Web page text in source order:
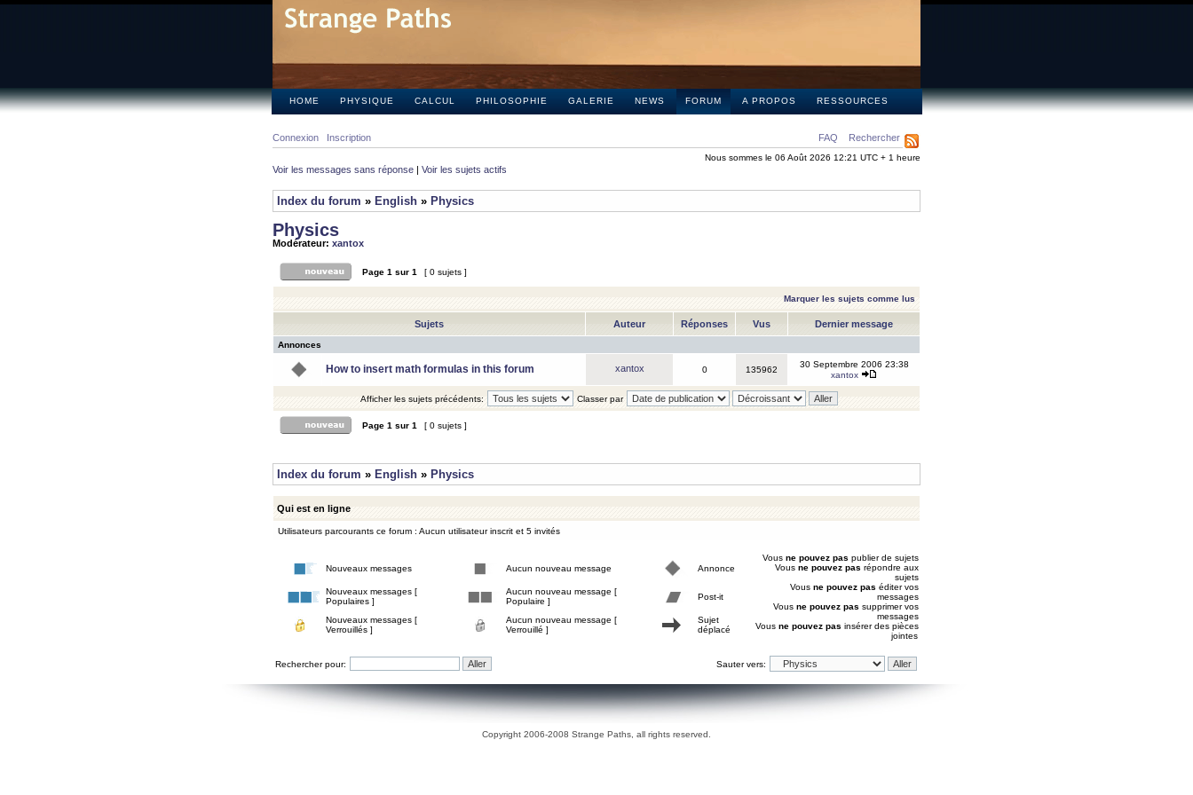
HOME PHYSIQUE CALCUL PHILOSOPHIE GALERIE NEWS FORUM A PROPOS RESSOURCES
FAQ Rechercher
Connexion Inscription
Nous sommes le 06 Août 2026 12:21 UTC + 1 heure
Voir les messages sans réponse | Voir les sujets actifs
Index du forum » English » Physics
Physics
Modérateur: xantox
Page 1 sur 1 [ 0 sujets ]
Marquer les sujets comme lus
Sujets Auteur Réponses Vus Dernier message
Annonces
How to insert math formulas in this forum xantox 0 135962
30 Septembre 2006 23:38
xantox
Afficher les sujets précédents: Classer par
Page 1 sur 1 [ 0 sujets ]
Index du forum » English » Physics
Qui est en ligne
Utilisateurs parcourants ce forum : Aucun utilisateur inscrit et 5 invités
Nouveaux messages Aucun nouveau message Annonce
Nouveaux messages [
Populaires ]
Aucun nouveau message [
Populaire ]
Post-it
Nouveaux messages [
Verrouillés ]
Aucun nouveau message [
Verrouillé ]
Sujet
déplacé
Vous ne pouvez pas publier de sujets
Vous ne pouvez pas répondre aux
sujets
Vous ne pouvez pas éditer vos
messages
Vous ne pouvez pas supprimer vos
messages
Vous ne pouvez pas insérer des pièces
jointes
Rechercher pour: Sauter vers:
Copyright 2006-2008 Strange Paths, all rights reserved.